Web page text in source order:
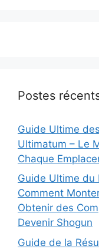
Postes
Guide Ultime
Ultimatum – Le
Chaque
Guide Ultime du
Comment
Obtenir des
Devenir Shogun
Guide de la